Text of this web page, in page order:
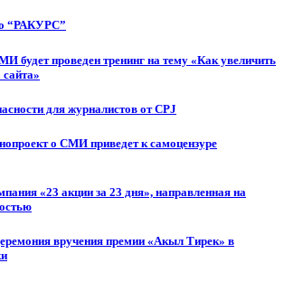
“РАКУРС”
будет проведен тренинг на тему «Как увеличить
для журналистов от CPJ
о СМИ приведет к самоцензуре
«23 акции за 23 дня», направленная на
вручения премии «Акыл Тирек» в